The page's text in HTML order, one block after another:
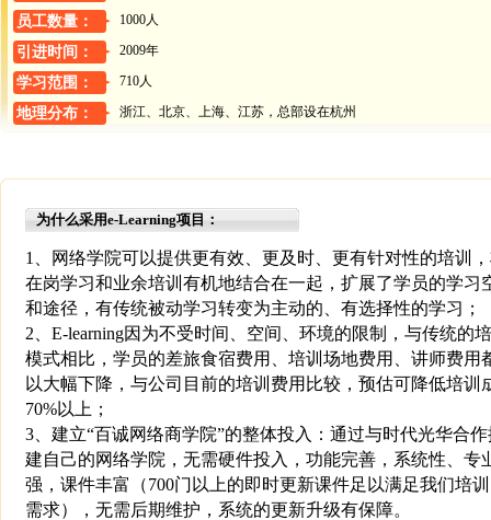
员工数量： 1000人
引进时间： 2009年
学习范围： 710人
地理分布： 浙江、北京、上海、江苏，总部设在杭州
为什么采用e-Learning项目：
1、网络学院可以提供更有效、更及时、更有针对性的培训
在岗学习和业余培训有机地结合在一起，扩展了学员的学习
和途径，有传统被动学习转变为主动的、有选择性的学习；
2、E-learning因为不受时间、空间、环境的限制，与传统的
模式相比，学员的差旅食宿费用、培训场地费用、讲师费用
以大幅下降，与公司目前的培训费用比较，预估可降低培训
70%以上；
3、建立“百诚网络商学院”的整体投入：通过与时代光华合作
建自己的网络学院，无需硬件投入，功能完善，系统性、专
强，课件丰富（700门以上的即时更新课件足以满足我们培
需求），无需后期维护，系统的更新升级有保障。